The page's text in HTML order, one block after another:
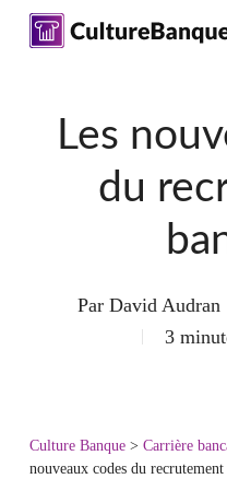
Skip
Les
du
Par David Audran
3
Culture Banque> Carrière
nouveaux codes du recrutement